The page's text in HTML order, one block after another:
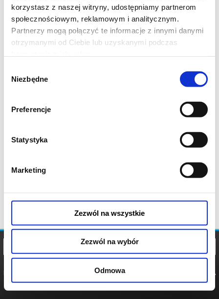
korzystasz z naszej witryny, udostępniamy partnerom
społecznościowym, reklamowym i analitycznym.
Partnerzy mogą połączyć te informacje z innymi danymi
otrzymanymi od Ciebie lub uzyskanymi podczas
zgody
Niezbędne
Preferencje
Statystyka
Marketing
Zezwól na wszystkie
Zezwól na wybór
Odmowa
POLITYKA
POLITYKA